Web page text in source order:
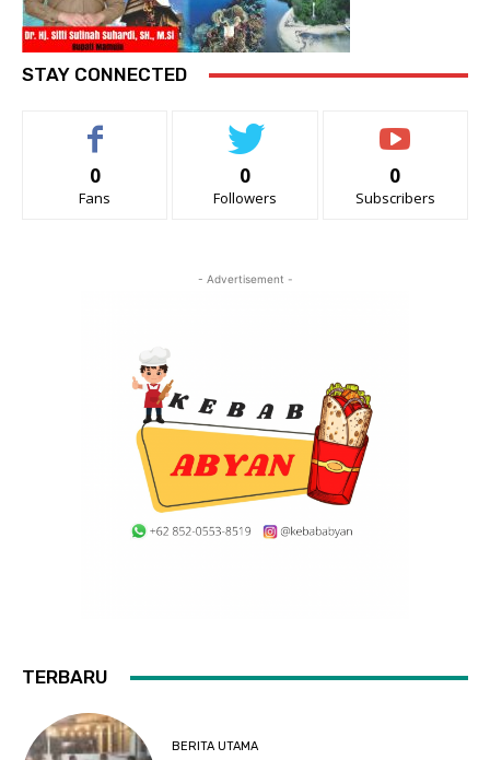
STAY CONNECTED
0
Fans
0
Followers
0
Subscribers
- Advertisement -
TERBARU
BERITA UTAMA